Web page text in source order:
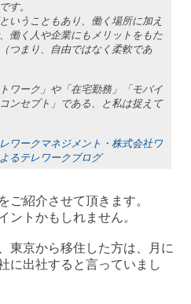
す。
いうこともあり、働く場所に加え
働く人や企業にもメリットをもた
つまり、自由ではなく柔軟であ
ワーク」や「在宅勤務」「モバイ
ンセプト」である、と私は捉えて
ワークマネジメント・株式会社ワ
るテレワークブログ
ご紹介させて頂きます。
ントかもしれません。
東京から移住した方は、月に
に出社すると言っていまし